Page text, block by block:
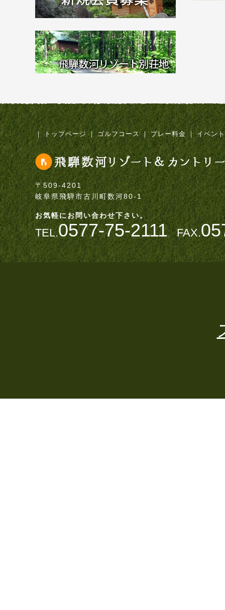
｜ トップページ ｜ ゴルフコース ｜ プレー料金 ｜ イベン
〒509-4201
岐阜県飛騨市古川町数河80-1
お気軽にお問い合わせ下さい。
TEL.0577-75-2111 FAX.